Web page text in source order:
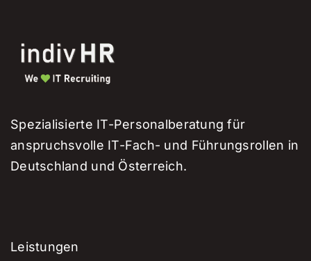
Spezialisierte IT-Personalberatung für
anspruchsvolle IT-Fach- und Führungsrollen in
Deutschland und Österreich.
Leistungen